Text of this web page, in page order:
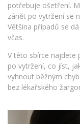
potřebuje ošetření.
zánět po vytržení se
Většina případů se
včas.
V této sbírce najdete
po vytržení, co jíst,
vyhnout běžným
bez lékařského